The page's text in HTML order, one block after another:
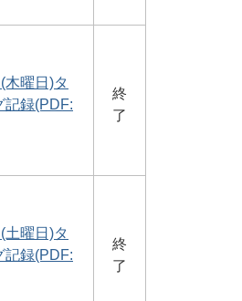
木曜日)タ
記録(PDF:
終
了
土曜日)タ
記録(PDF:
終
了